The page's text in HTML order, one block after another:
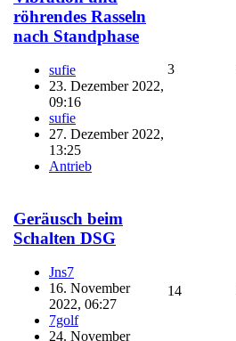
röhrendes Rasseln
nach Standphase
sufie
23. Dezember 2022,
09:16
sufie
27. Dezember 2022,
13:25
Antrieb
3
Geräusch beim
Schalten DSG
Jns7
16. November
2022, 06:27
7golf
24. November
14